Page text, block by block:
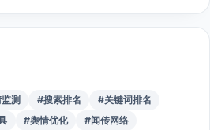
测 #搜索排名
#关键词排名
#舆情优化
#闻传网络